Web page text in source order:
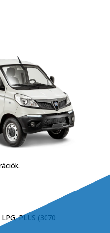
PLUS (3070